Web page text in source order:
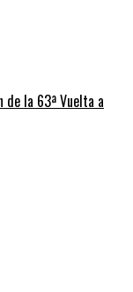
de la 63ª Vuelta a